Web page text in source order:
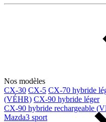
Nos modèles
CX-30 CX-5 CX-70 hybride
(VÉHR) CX-90 hybride léger
CX-90 hybride rechargeable
Mazda3 sport